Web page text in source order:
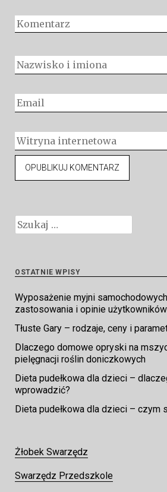
Szukaj:
OSTATNIE WPISY
Wyposażenie myjni
zastosowania i opinie użytkowników
Tłuste Gary – rodzaje, ceny i
Dlaczego domowe opryski na
pielęgnacji roślin doniczkowych
Dieta pudełkowa dla dzieci –
wprowadzić?
Dieta pudełkowa dla dzieci – czym
Żłobek Swarzędz
Swarzędz Przedszkole